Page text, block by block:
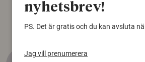
Säkerhetspolitik
Gammalt
nyhetsbrev!
PS. Det är gratis och du kan avsluta
Jag vill prenumerera